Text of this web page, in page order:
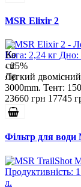
MSR Elixir 2
- 25%
Легкий
3000mm. Тент:
23660 грн 17745
Фільтр для